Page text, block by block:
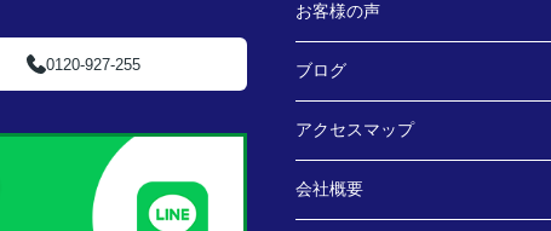
0120-927-255
お客様の声
ブログ
アクセスマップ
会社概要